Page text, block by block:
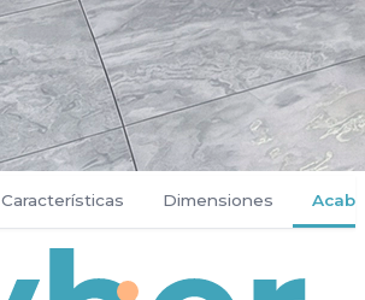
Características Dimensiones